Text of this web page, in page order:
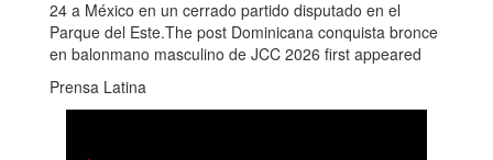
24 a México en un cerrado partido disputado en el
Parque del Este.The post Dominicana conquista bronce
en balonmano masculino de JCC 2026 first appeared
Prensa Latina